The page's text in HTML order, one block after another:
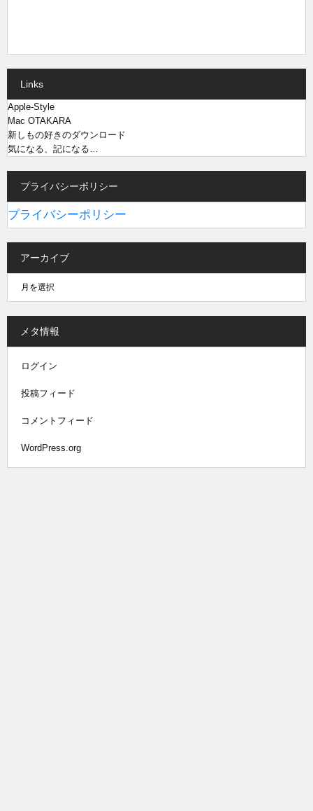
Links
Apple-Style
Mac OTAKARA
新しもの好きのダウンロード
気になる、記になる…
プライバシーポリシー
プライバシーポリシー
アーカイブ
メタ情報
ログイン
投稿フィード
コメントフィード
WordPress.org